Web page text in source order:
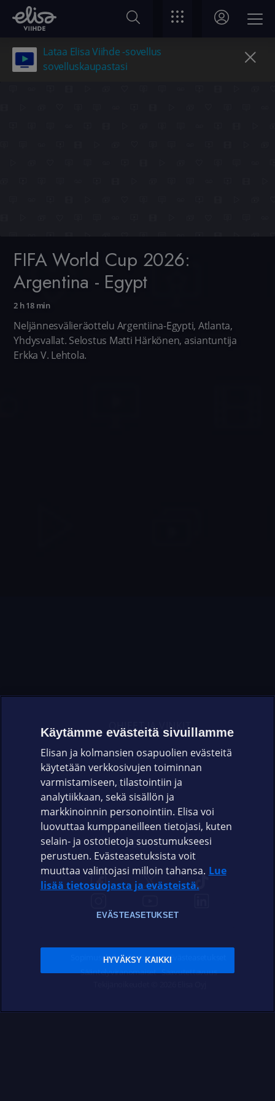
Lataa Elisa Viihde -sovellus
sovelluskaupastasi
FIFA World Cup 2026:
Argentina - Egypt
2 h 18 min
Neljännesvälieräottelu Argentiina-Egypti, Atlanta,
Yhdysvallat. Selostus Matti Härkönen, asiantuntija
Erkka V. Lehtola.
OHJEET JA VINKIT
OMAYHTEISÖ
VIANSELVITYS
ASIAKASPALVELU
ELISA.FI
Sopimusehdot Tietosuoja Evästeasetukset
Sääntelyviranomaiset Saavutettavuus
Käytämme evästeitä sivuillamme
Elisan ja kolmansien osapuolien evästeitä
käytetään verkkosivujen toiminnan
varmistamiseen, tilastointiin ja
analytiikkaan, sekä sisällön ja
markkinoinnin personointiin. Elisa voi
luovuttaa kumppaneilleen tietojasi, kuten
selain- ja ostotietoja suostumukseesi
perustuen. Evästeasetuksista voit
muuttaa valintojasi milloin tahansa. Lue
lisää tietosuojasta ja evästeistä.
EVÄSTEASETUKSET
HYVÄKSY KAIKKI